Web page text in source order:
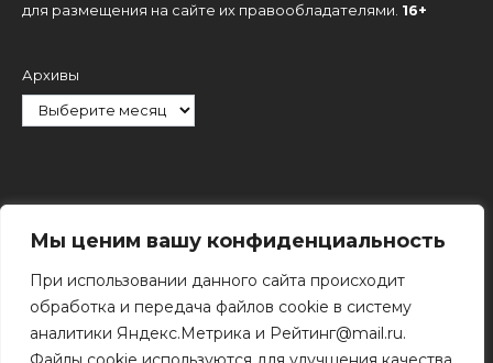
Мы ценим вашу конфиденциальность
При использовании данного сайта происходит
обработка и передача файлов cookie в систему
аналитики Яндекс.Метрика и Рейтинг@mail.ru.
для размещения на сайте их правообладателями. 16+
Архивы